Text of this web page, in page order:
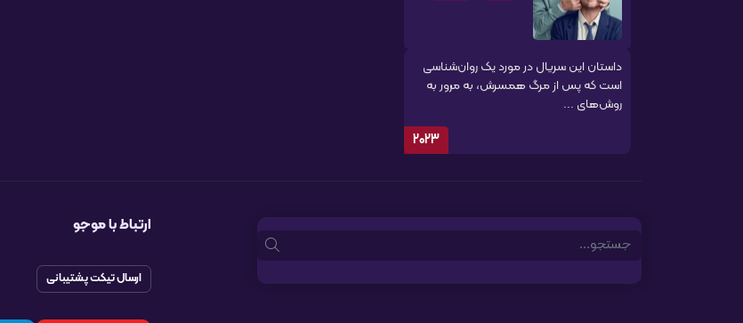
داستان این سریال در مورد یک روان‌شناسی
است که پس از مرگ همسرش، به مرور به
روش‌های ...
2023
Search
ارتباط با موجو
ارسال تیکت پشتیبانی